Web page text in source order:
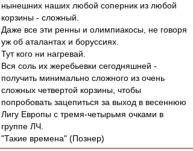
нынешних наших любой соперник из любой
корзины - сложный.
Даже все эти ренны и олимпиакосы, не говоря
уж об аталантах и боруссиях.
Тут кого ни нагревай.
Вся соль их жеребьевки сегодняшней -
получить минимально сложного из очень
сложных четвертой корзины, чтобы
попробовать зацепиться за выход в весеннюю
Лигу Европы с тремя-четырьмя очками в
группе ЛЧ.
"Такие времена" (Познер)